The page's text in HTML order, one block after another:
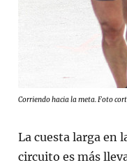
Corriendo hacia la meta. Foto
La cuesta larga en
circuito es más